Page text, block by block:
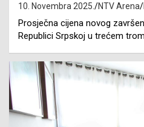
10. Novembra 2025. NTV Arena
Prosječna cijena novog
Republici Srpskoj u trećem